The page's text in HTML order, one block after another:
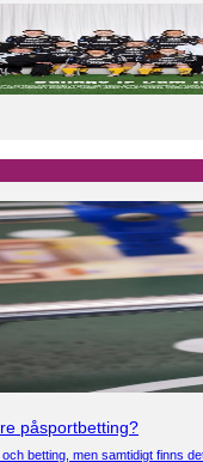
påsportbetting?
betting, men samtidigt finns